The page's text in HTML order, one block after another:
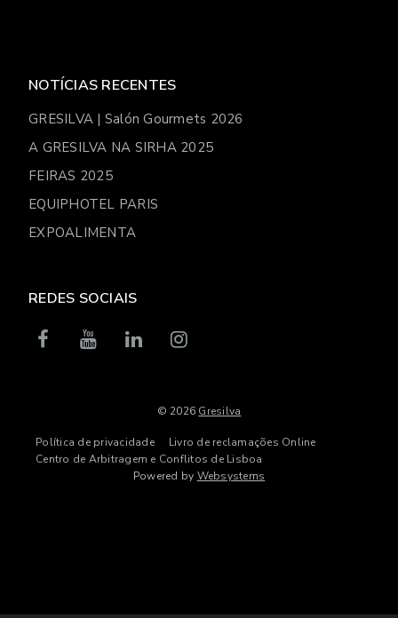
NOTÍCIAS RECENTES
GRESILVA | Salón Gourmets 2026
A GRESILVA NA SIRHA 2025
FEIRAS 2025
EQUIPHOTEL PARIS
EXPOALIMENTA
REDES SOCIAIS
© 2026 Gresilva
Política de privacidade
Livro de reclamações Online
Centro de Arbitragem e Conflitos de Lisboa
Powered by Websystems